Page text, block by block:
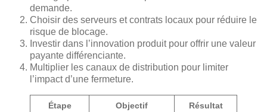
demande.
Choisir des serveurs et contrats locaux pour réduire le
risque de blocage.
Investir dans l’innovation produit pour offrir une valeur
payante différenciante.
Multiplier les canaux de distribution pour limiter
l’impact d’une fermeture.
Étape Objectif
Résultat